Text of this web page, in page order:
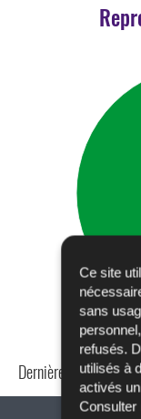
Ce site
sans
refusés.
utilisés à
activés
Consulter
Dernière mise à jour